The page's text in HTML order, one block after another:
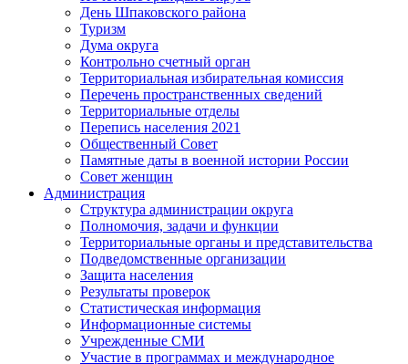
День Шпаковского района
Туризм
Дума округа
Контрольно счетный орган
Территориальная избирательная комиссия
Перечень пространственных сведений
Территориальные отделы
Перепись населения 2021
Общественный Совет
Памятные даты в военной истории России
Совет женщин
Администрация
Структура администрации округа
Полномочия, задачи и функции
Территориальные органы и представительства
Подведомственные организации
Защита населения
Результаты проверок
Статистическая информация
Информационные системы
Учрежденные СМИ
Участие в программах и международное